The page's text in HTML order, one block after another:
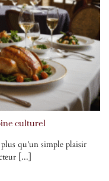
culturel
qu’un simple plaisir
[...]